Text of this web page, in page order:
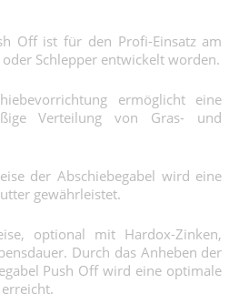
Off ist für den Profi-Einsatz am
Schlepper entwickelt worden.
ermöglicht eine
Verteilung von Gras- und
der Abschiebegabel wird eine
gewährleistet.
optional mit Hardox-Zinken,
Durch das Anheben der
Push Off wird eine optimale